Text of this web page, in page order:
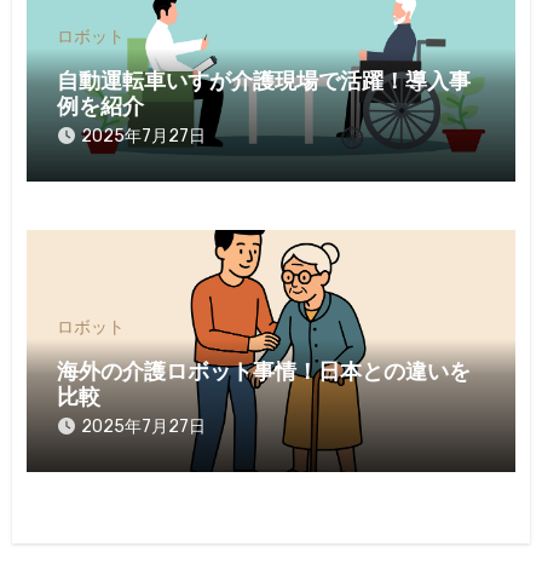
ロボット
自動運転車いすが介護現場で活躍！導入事
例を紹介
2025年7月27日
ロボット
海外の介護ロボット事情！日本との違いを
比較
2025年7月27日